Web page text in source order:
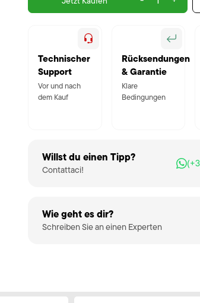
Technischer
Support
Vor und nach
dem Kauf
Rücksendungen
& Garantie
Klare
Bedingungen
Willst du einen Tipp?
Contattaci!
Wie geht es dir?
Schreiben Sie an einen Experten